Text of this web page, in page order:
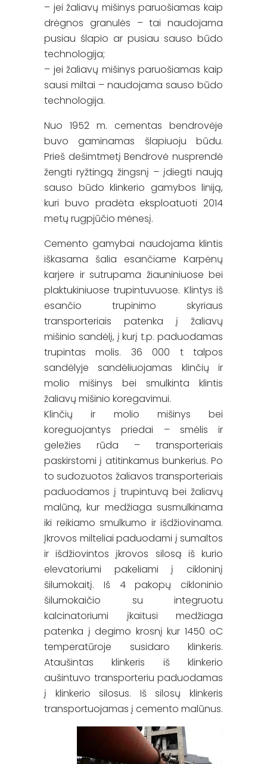
– jei žaliavų mišinys paruošiamas kaip
drėgnos granulės – tai naudojama
pusiau šlapio ar pusiau sauso būdo
technologija;
– jei žaliavų mišinys paruošiamas kaip
sausi miltai – naudojama sauso būdo
technologija.
Nuo 1952 m. cementas bendrovėje
buvo gaminamas šlapiuoju būdu.
Prieš dešimtmetį Bendrovė nusprendė
žengti ryžtingą žingsnį – įdiegti naują
sauso būdo klinkerio gamybos liniją,
kuri buvo pradėta eksploatuoti 2014
metų rugpjūčio mėnesį.
Cemento gamybai naudojama klintis
iškasama šalia esančiame Karpėnų
karjere ir sutrupama žiauniniuose bei
plaktukiniuose trupintuvuose. Klintys iš
esančio trupinimo skyriaus
transporteriais patenka į žaliavų
mišinio sandėlį, į kurį t.p. paduodamas
trupintas molis. 36 000 t talpos
sandėlyje sandėliuojamas klinčių ir
molio mišinys bei smulkinta klintis
žaliavų mišinio koregavimui.
Klinčių ir molio mišinys bei
koreguojantys priedai – smėlis ir
geležies rūda – transporteriais
paskirstomi į atitinkamus bunkerius. Po
to sudozuotos žaliavos transporteriais
paduodamos į trupintuvą bei žaliavų
malūną, kur medžiaga susmulkinama
iki reikiamo smulkumo ir išdžiovinama.
Įkrovos milteliai paduodami į sumaltos
ir išdžiovintos įkrovos silosą iš kurio
elevatoriumi pakeliami į cikloninį
šilumokaitį. Iš 4 pakopų cikloninio
šilumokaičio su integruotu
kalcinatoriumi įkaitusi medžiaga
patenka į degimo krosnį kur 1450 oC
temperatūroje susidaro klinkeris.
Ataušintas klinkeris iš klinkerio
aušintuvo transporteriu paduodamas
į klinkerio silosus. Iš silosų klinkeris
transportuojamas į cemento malūnus.